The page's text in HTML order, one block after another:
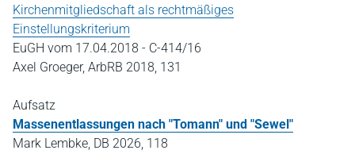
Kirchenmitgliedschaft als rechtmäßiges
Einstellungskriterium
EuGH vom 17.04.2018 - C-414/16
Axel Groeger, ArbRB 2018, 131
Aufsatz
Massenentlassungen nach "Tomann" und "Sewel"
Mark Lembke, DB 2026, 118